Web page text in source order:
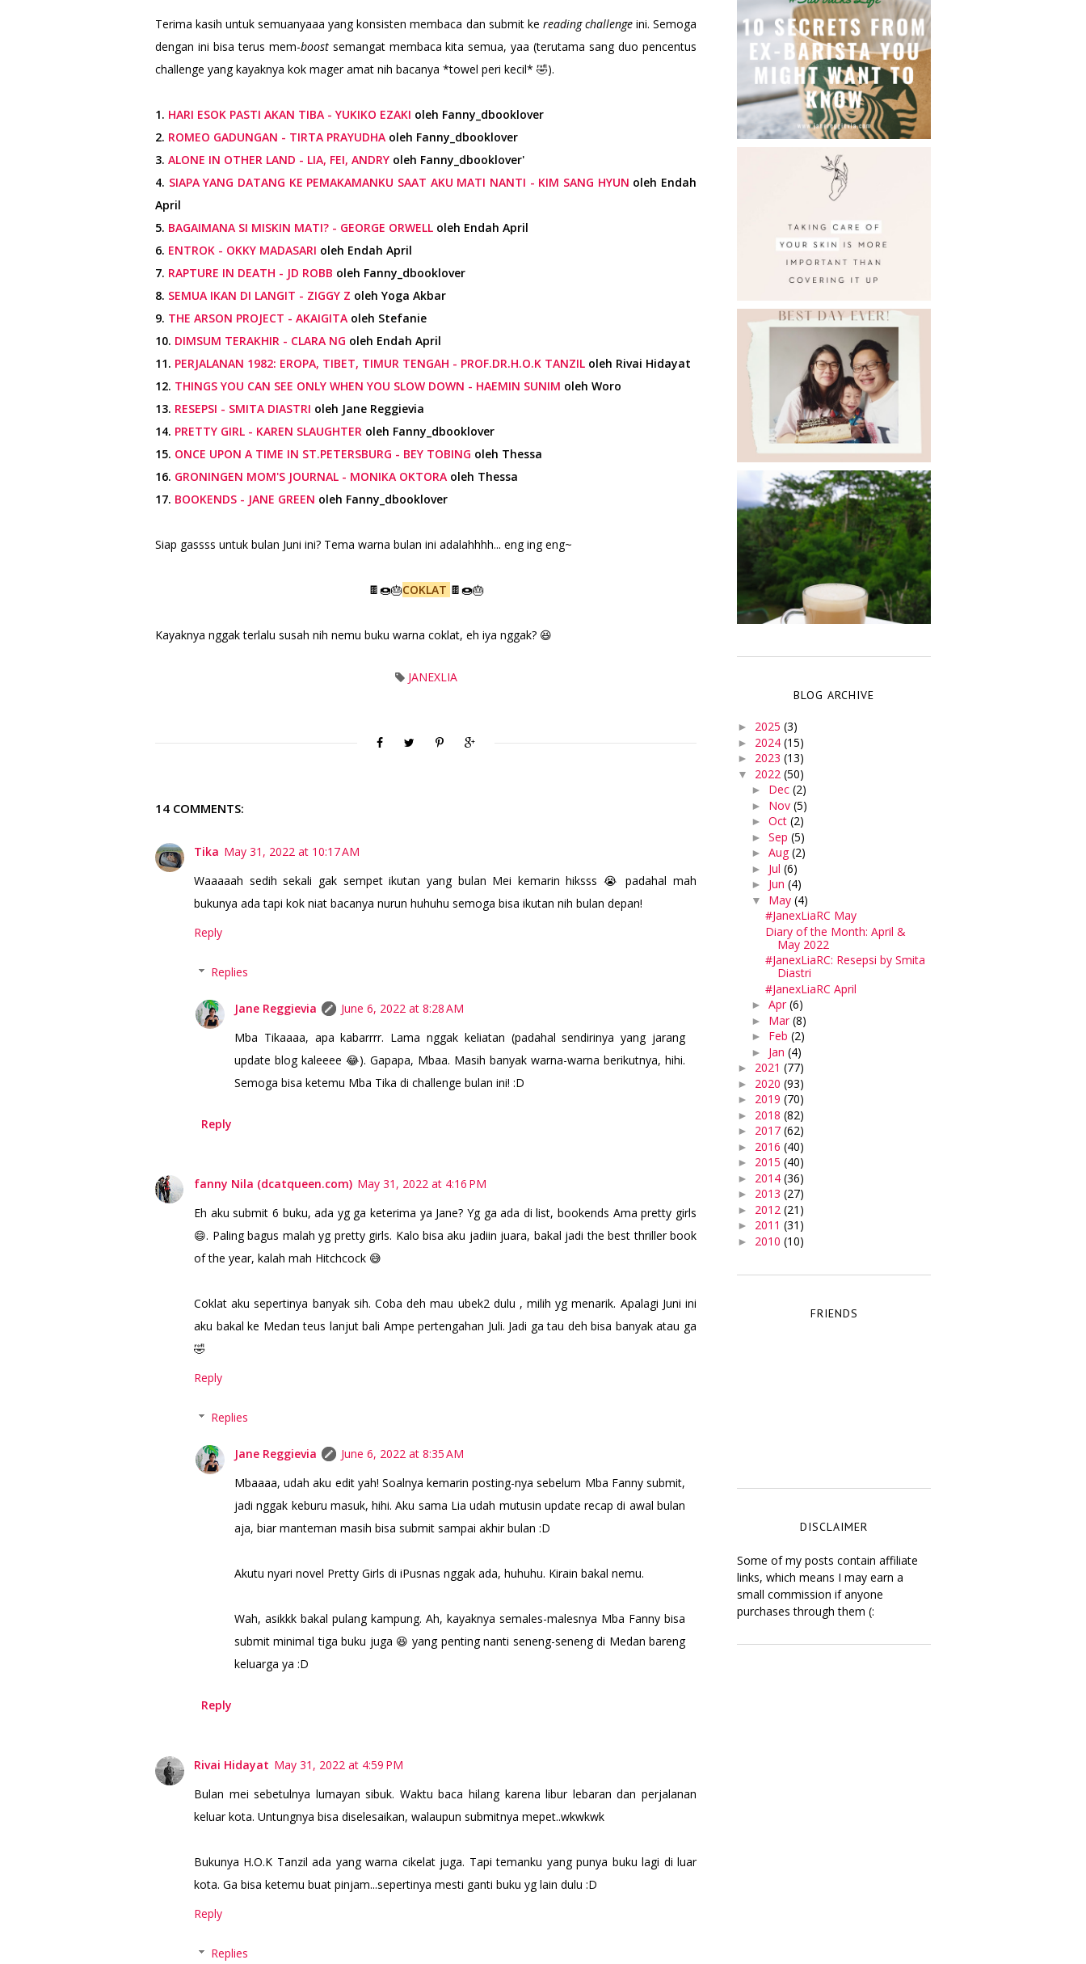
Terima kasih untuk semuanyaaa yang konsisten membaca dan submit ke reading challengeini. Semoga
dengan ini bisa terus mem-boostsemangat membaca kita semua, yaa (terutama sang duo pencentus
challenge yang kayaknya kok mager amat nih bacanya *towel peri kecil* 🤣).
1. HARI ESOK PASTI AKAN TIBA - YUKIKO EZAKI oleh Fanny_dbooklover
2. ROMEO GADUNGAN - TIRTA PRAYUDHA oleh Fanny_dbooklover
3. ALONE IN OTHER LAND - LIA, FEI, ANDRY oleh Fanny_dbooklover'
4. SIAPA YANG DATANG KE PEMAKAMANKU SAAT AKU MATI NANTI - KIM SANG HYUN oleh Endah
April
5. BAGAIMANA SI MISKIN MATI? - GEORGE ORWELL oleh Endah April
6. ENTROK - OKKY MADASARI oleh Endah April
7. RAPTURE IN DEATH - JD ROBB oleh Fanny_dbooklover
8. SEMUA IKAN DI LANGIT - ZIGGY Z oleh Yoga Akbar
9. THE ARSON PROJECT - AKAIGITA oleh Stefanie
10. DIMSUM TERAKHIR - CLARA NG oleh Endah April
11. PERJALANAN 1982: EROPA, TIBET, TIMUR TENGAH - PROF.DR.H.O.K TANZIL oleh Rivai Hidayat
12. THINGS YOU CAN SEE ONLY WHEN YOU SLOW DOWN - HAEMIN SUNIM oleh Woro
13. RESEPSI - SMITA DIASTRI oleh Jane Reggievia
14. PRETTY GIRL - KAREN SLAUGHTER oleh Fanny_dbooklover
15. ONCE UPON A TIME IN ST.PETERSBURG - BEY TOBING oleh Thessa
16. GRONINGEN MOM'S JOURNAL - MONIKA OKTORA oleh Thessa
17. BOOKENDS - JANE GREEN oleh Fanny_dbooklover
Siap gassss untuk bulan Juni ini? Tema warna bulan ini adalahhhh... eng ing eng~
🍫🍩🎂COKLAT 🍫🍩🎂
Kayaknya nggak terlalu susah nih nemu buku warna coklat, eh iya nggak? 😆
JANEXLIA
14 COMMENTS:
Tika May 31, 2022 at 10:17 AM
Waaaaah sedih sekali gak sempet ikutan yang bulan Mei kemarin hiksss 😭 padahal mah
bukunya ada tapi kok niat bacanya nurun huhuhu semoga bisa ikutan nih bulan depan!
Reply
Replies
Jane Reggievia
June 6, 2022 at 8:28 AM
Mba Tikaaaa, apa kabarrrr. Lama nggak keliatan (padahal sendirinya yang jarang
update blog kaleeee 😂). Gapapa, Mbaa. Masih banyak warna-warna berikutnya, hihi.
Semoga bisa ketemu Mba Tika di challenge bulan ini! :D
Reply
fanny Nila (dcatqueen.com) May 31, 2022 at 4:16 PM
Eh aku submit 6 buku, ada yg ga keterima ya Jane? Yg ga ada di list, bookends Ama pretty girls
😄. Paling bagus malah yg pretty girls. Kalo bisa aku jadiin juara, bakal jadi the best thriller book
of the year, kalah mah Hitchcock 😅
Coklat aku sepertinya banyak sih. Coba deh mau ubek2 dulu , milih yg menarik. Apalagi Juni ini
aku bakal ke Medan teus lanjut bali Ampe pertengahan Juli. Jadi ga tau deh bisa banyak atau ga
🤣
Reply
Replies
Jane Reggievia
June 6, 2022 at 8:35 AM
Mbaaaa, udah aku edit yah! Soalnya kemarin posting-nya sebelum Mba Fanny submit,
jadi nggak keburu masuk, hihi. Aku sama Lia udah mutusin update recap di awal bulan
aja, biar manteman masih bisa submit sampai akhir bulan :D
Akutu nyari novel Pretty Girls di iPusnas nggak ada, huhuhu. Kirain bakal nemu.
Wah, asikkk bakal pulang kampung. Ah, kayaknya semales-malesnya Mba Fanny bisa
submit minimal tiga buku juga 😆 yang penting nanti seneng-seneng di Medan bareng
keluarga ya :D
Reply
Rivai Hidayat May 31, 2022 at 4:59 PM
Bulan mei sebetulnya lumayan sibuk. Waktu baca hilang karena libur lebaran dan perjalanan
keluar kota. Untungnya bisa diselesaikan, walaupun submitnya mepet..wkwkwk
Bukunya H.O.K Tanzil ada yang warna cikelat juga. Tapi temanku yang punya buku lagi di luar
kota. Ga bisa ketemu buat pinjam...sepertinya mesti ganti buku yg lain dulu :D
Reply
Replies
BLOG ARCHIVE
► 2025 (3)
► 2024 (15)
► 2023 (13)
▼ 2022 (50)
► Dec (2)
► Nov (5)
► Oct (2)
► Sep (5)
► Aug(2)
► Jul (6)
► Jun (4)
▼ May (4)
#JanexLiaRC May
Diary of the Month: April &
May 2022
#JanexLiaRC: Resepsi by Smita
Diastri
#JanexLiaRC April
► Apr(6)
► Mar(8)
► Feb (2)
► Jan (4)
► 2021 (77)
► 2020 (93)
► 2019 (70)
► 2018 (82)
► 2017 (62)
► 2016 (40)
► 2015 (40)
► 2014 (36)
► 2013 (27)
► 2012 (21)
► 2011 (31)
► 2010 (10)
FRIENDS
DISCLAIMER
Some of my posts contain affiliate
links, which means I may earn a
small commission if anyone
purchases through them (: